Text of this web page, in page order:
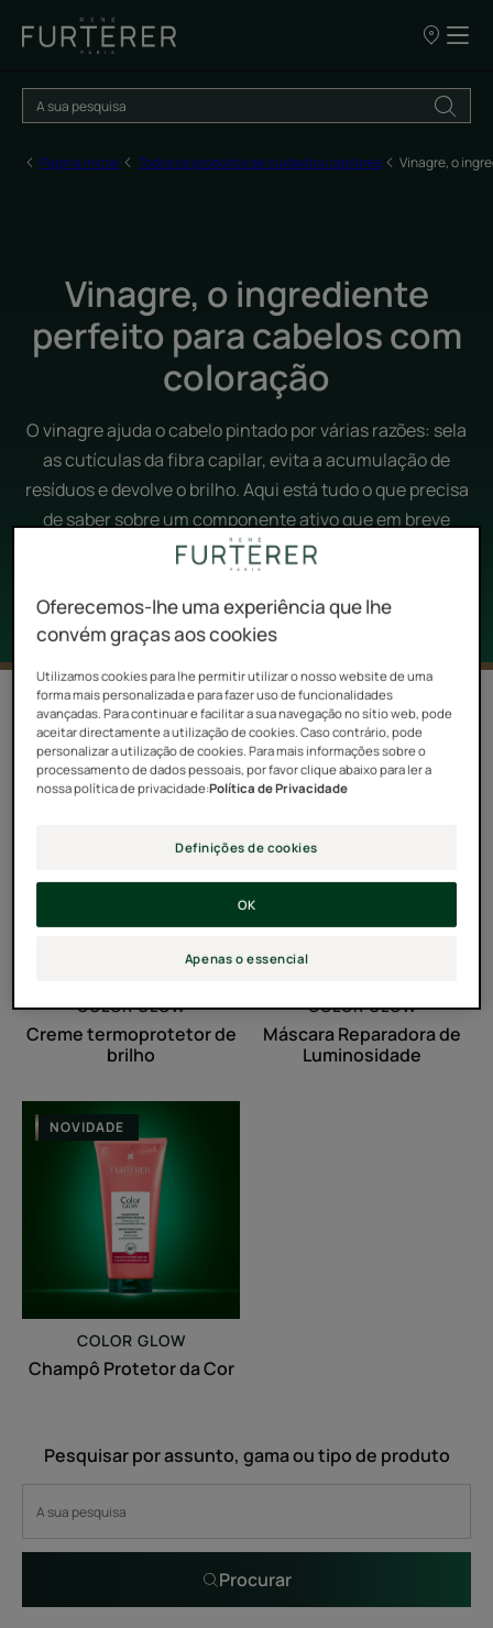
OS
DE
VENDA
Página inicial Todos os produtos de cuidados capilares Vinagre, o
Vinagre, o ingrediente
perfeito para cabelos com
coloração
O vinagre ajuda o cabelo pintado por várias razões: sela
as cutículas da fibra capilar, evita a acumulação de
resíduos e devolve o brilho. Aqui está tudo o que precisa
de saber sobre um componente ativo que em breve
estará no topo da sua lista de compras.
3 resultados "Vinagre, o ingrediente
perfeito para cabelos com coloração"
Creme
NOVIDADE
COLOR GLOW
Creme termoprotetor de
brilho
Máscara
NOVIDADE
COLOR GLOW
Máscara Reparadora de
Luminosidade
Champô
Protetor
da
Cor
NOVIDADE
COLOR GLOW
Champô Protetor da Cor
Pesquisar por assunto, gama ou tipo de produto
Procurar
Oferecemos-lhe uma experiência que lhe
convém graças aos cookies
Utilizamos cookies para lhe permitir utilizar o nosso website de uma
forma mais personalizada e para fazer uso de funcionalidades
avançadas. Para continuar e facilitar a sua navegação no sítio web, pode
aceitar directamente a utilização de cookies. Caso contrário, pode
personalizar a utilização de cookies. Para mais informações sobre o
processamento de dados pessoais, por favor clique abaixo para ler a
nossa política de privacidade:Política de Privacidade
Definições de cookies
Apenas o essencial
OK